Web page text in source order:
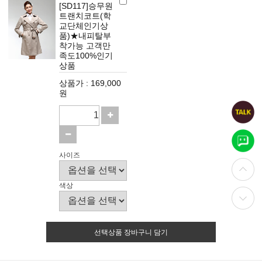
[SD117]승무원
트랜치코트(학
교단체인기상
품)★내피탈부
착가능 고객만
족도100%인기
상품
상품가 : 169,000
원
사이즈
색상
선택상품 장바구니 담기